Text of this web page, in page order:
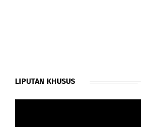
LIPUTAN KHUSUS